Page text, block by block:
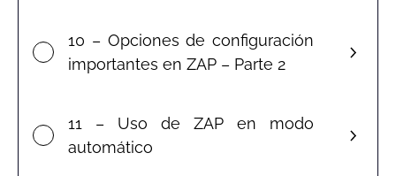
10 – Opciones de configuración
importantes en ZAP – Parte 2
11 – Uso de ZAP en modo
automático